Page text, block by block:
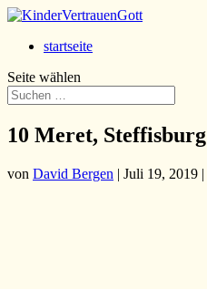
startseite
Seite wählen
10 Meret, Steffisburg
von David Bergen | Juli 19, 2019 |